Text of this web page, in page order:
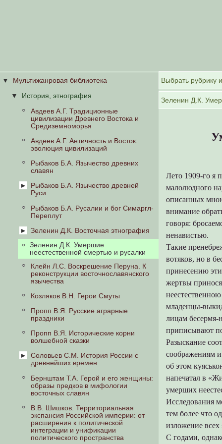
Лето 1909-го я
малолюдного
описанных
внимание
говоря:
ненавистью.
Такие
вотяков, но в
принесению
жертвы
младенцы-
лицам бесермя-
приписывают
Разыскание
соображениям
об этом
напечатал в
умерших
Исследования
тем более что
изложение всех
С годами,
Мультижанровая библиотека
История, этнография
Авдеев А.Г. Традиционные
цивилизации Древнего Востока и
Средиземноморья
Авдеев А.Г. Античность и Восток:
эволюция цивилизаций
Рыбаков Б.А. Язычество древних
славян
Рыбаков Б.А. Язычество древней
Руси
Язычники Трояновых веков
Погребальная обрядность
Святилища, идолы и игрища
Календарные черты и резы
Апогей язычества
На пороге государственности
Язычество северных окраин
Руси
христианства в X в.
Двоеверие (XI-XIII вв.).
мировоззрения
Народные обереги
Язычество в городском быту XI-
Рыбаков Б.А. Русалии и бог Симаргл-
Переплут
Зеленин Д.К. Восточная этнография
Общие сведения по истории
восточнославянской этнографии
Четыре восточнославянских
народности
пчеловодство
Рабочий скот, сбруя, транспортные
Изготовление Одежды и обуви
Одежда и обувь
Личная гигиена
Плотницкий инструмент. Общие
особенности восточнославянской
деревянной архитектуры
Семейная жизнь
Зеленин Д.К. Умершие
неестественной смертью и русалки
Клейн Л.С. Воскрешение Перуна. К
реконструкции восточнославянского
язычества
Козляков В.Н. Герои Смуты
Пропп В.Я. Русские аграрные
праздники
Пропп В.Я. Исторические корни
волшебной сказки
Соловьев С.М. История России с
древнейших времен
Славянское племя
Призвание варягов-руси
славянскими и финскими
Предания о Рюрике, об Аскольде и
Дире
Бернштам Т.А. Герой и его женщины:
образы предков в мифологии
восточных славян
В.В. Шишков. Территориальная
экспансия Российской империи: от
расширения к политической
интеграции и унификации
политического пространства